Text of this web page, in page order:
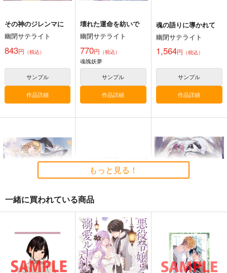
Clutch Shooter #05
Silver Forest
円
東方Project
十六夜咲夜
カート
その神のジレンマに
幽閉サテライト
843円 （税込）
サンプル
作品詳細
壊れた運命を紡いで
幽閉サテライト
770円 （税込）
魂魄妖夢
サンプル
作品詳細
魂の語りに導かれて
幽閉サテライト
1,564円 （税込）
サンプル
作品詳細
綴れぬ森の少女
幽閉サテライト
（税込）
玉響咲いた背後の永久
幽閉サテライト
1,572円（税込）
始まりの雨
幽閉サテライト
2,200円（税込）
もっと見る！
一緒に買われている商品